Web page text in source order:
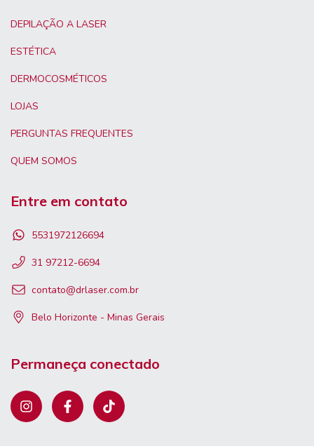
DEPILAÇÃO A LASER
ESTÉTICA
DERMOCOSMÉTICOS
LOJAS
PERGUNTAS FREQUENTES
QUEM SOMOS
Entre em contato
5531972126694
31 97212-6694
contato@drlaser.com.br
Belo Horizonte - Minas Gerais
Permaneça conectado